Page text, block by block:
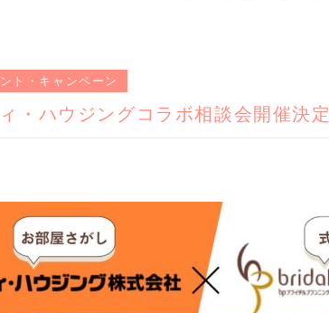
ト・キャンペーン
・ハウジングコラボ相談会開催決定